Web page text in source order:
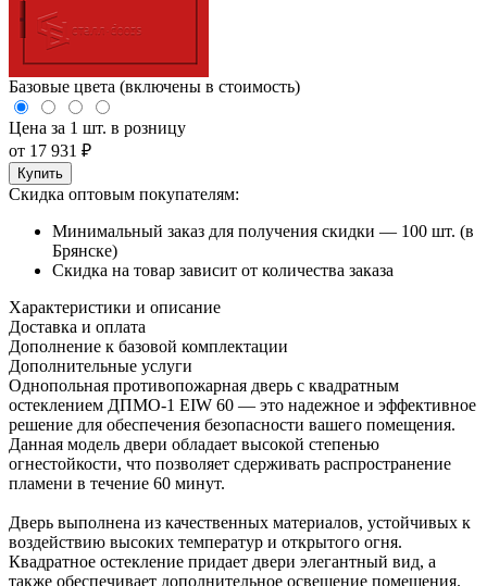
Базовые цвета (включены в стоимость)
Цена за 1 шт. в розницу
от 17 931 ₽
Купить
Скидка оптовым покупателям:
Минимальный заказ для получения скидки — 100 шт. (в
Брянске)
Скидка на товар зависит от количества заказа
Характеристики и описание
Доставка и оплата
Дополнение к базовой комплектации
Дополнительные услуги
Однопольная противопожарная дверь с квадратным
остеклением ДПМО-1 EIW 60 — это надежное и эффективное
решение для обеспечения безопасности вашего помещения.
Данная модель двери обладает высокой степенью
огнестойкости, что позволяет сдерживать распространение
пламени в течение 60 минут.
Дверь выполнена из качественных материалов, устойчивых к
воздействию высоких температур и открытого огня.
Квадратное остекление придает двери элегантный вид, а
также обеспечивает дополнительное освещение помещения.